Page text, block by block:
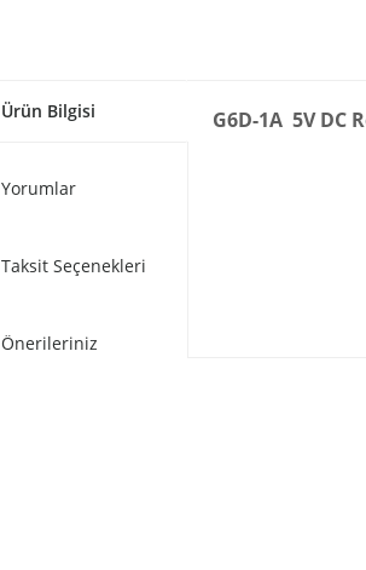
Ürün Bilgisi
Yorumlar
Taksit Seçenekleri
Önerileriniz
G6D-1A 5V DC